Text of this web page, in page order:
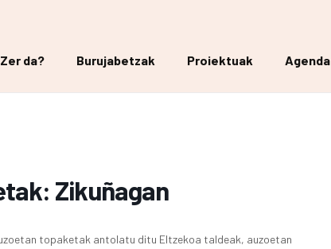
Zer da? Burujabetzak Proiektuak Agenda
Zikuñagan
topaketak antolatu ditu Eltzekoa taldeak, auzoetan